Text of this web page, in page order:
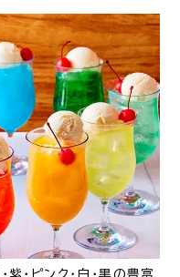
紫・ピンク・白・黒の豊富